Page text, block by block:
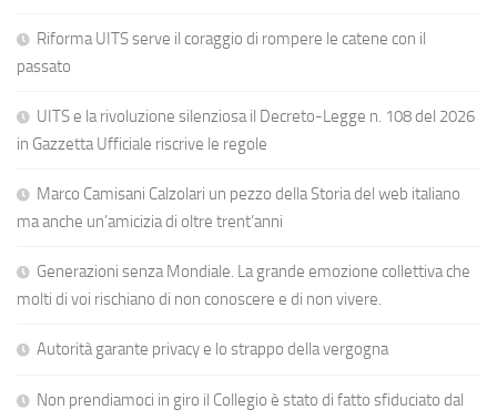
Riforma UITS serve il coraggio di rompere le catene con il
passato
UITS e la rivoluzione silenziosa il Decreto-Legge n. 108 del 2026
in Gazzetta Ufficiale riscrive le regole
Marco Camisani Calzolari un pezzo della Storia del web italiano
ma anche un’amicizia di oltre trent’anni
Generazioni senza Mondiale. La grande emozione collettiva che
molti di voi rischiano di non conoscere e di non vivere.
Autorità garante privacy e lo strappo della vergogna
Non prendiamoci in giro il Collegio è stato di fatto sfiduciato dal